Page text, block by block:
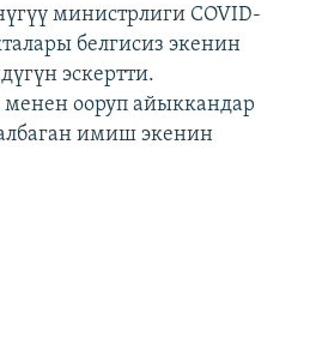
министрлиги COVID-
белгисиз экенин
эскертти.
менен ооруп айыккандар
имиш экенин